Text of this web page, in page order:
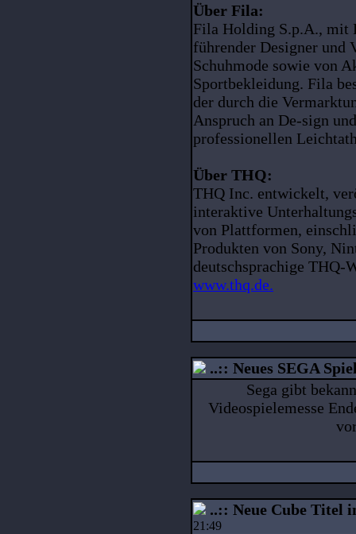
Über Fila:
Fila Holding S.p.A.,
führender Designer und
Schuhmode sowie von
Sportbekleidung. Fila
der durch die
Anspruch an De-sign
professionellen
Über THQ:
THQ Inc. entwickelt,
interaktive
von Plattformen,
Produkten von Sony,
deutschsprachige THQ-
www.thq.de.
..:: Neues SEGA
Sega gibt
Videospielemesse
..:: Neue Cube Titel
21:49